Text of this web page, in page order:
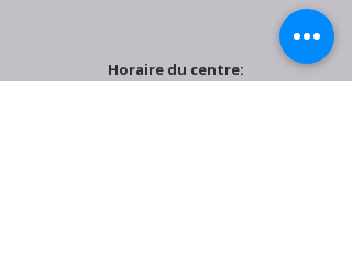
Horaire du centre: